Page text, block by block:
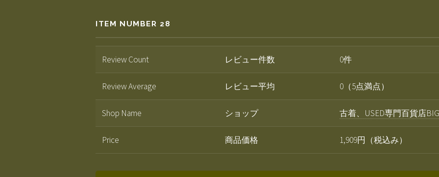
ITEM NUMBER 28
Review Count レビュー件数 0件
Review Average レビュー平均 0（5点満点）
Shop Name ショップ 古着、USED専門百貨店
Price 商品価格 1,909円（税込み）